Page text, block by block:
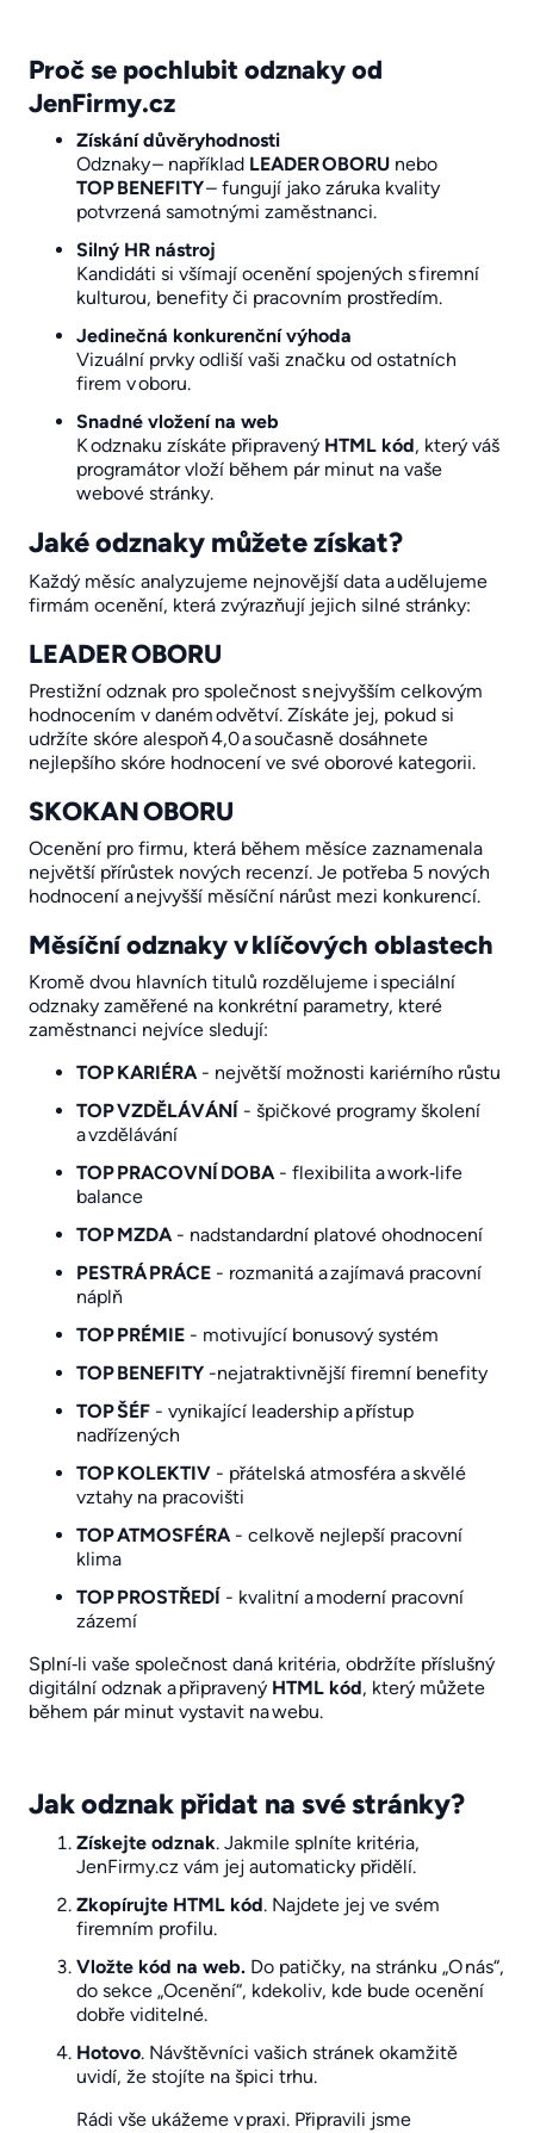
Proč se pochlubit odznaky od
JenFirmy.cz
Získání důvěryhodnosti
Odznaky – například LEADER OBORU nebo
TOP BENEFITY– fungují jako záruka kvality
potvrzená samotnými zaměstnanci.
Silný HR nástroj
Kandidáti si všímají ocenění spojených s firemní
kulturou, benefity či pracovním prostředím.
Jedinečná konkurenční výhoda
Vizuální prvky odliší vaši značku od ostatních
firem v oboru.
Snadné vložení na web
K odznaku získáte připravený HTML kód, který váš
programátor vloží během pár minut na vaše
webové stránky.
Jaké odznaky můžete získat?
Každý měsíc analyzujeme nejnovější data a udělujeme
firmám ocenění, která zvýrazňují jejich silné stránky:
LEADER OBORU
Prestižní odznak pro společnost s nejvyšším celkovým
hodnocením v daném odvětví. Získáte jej, pokud si
udržíte skóre alespoň 4,0 a současně dosáhnete
nejlepšího skóre hodnocení ve své oborové kategorii.
SKOKAN OBORU
Ocenění pro firmu, která během měsíce zaznamenala
největší přírůstek nových recenzí. Je potřeba 5 nových
hodnocení a nejvyšší měsíční nárůst mezi konkurencí.
Měsíční odznaky v klíčových oblastech
Kromě dvou hlavních titulů rozdělujeme i speciální
odznaky zaměřené na konkrétní parametry, které
zaměstnanci nejvíce sledují:
TOP KARIÉRA- největší možnosti kariérního růstu
TOP VZDĚLÁVÁNÍ - špičkové programy školení
a vzdělávání
TOP PRACOVNÍ DOBA- flexibilita a work‑life
balance
TOP MZDA- nadstandardní platové ohodnocení
PESTRÁ PRÁCE - rozmanitá a zajímavá pracovní
náplň
TOP PRÉMIE - motivující bonusový systém
TOP BENEFITY -nejatraktivnější firemní benefity
TOP ŠÉF - vynikající leadership a přístup
nadřízených
TOP KOLEKTIV - přátelská atmosféra a skvělé
vztahy na pracovišti
TOP ATMOSFÉRA- celkově nejlepší pracovní
klima
TOP PROSTŘEDÍ - kvalitní a moderní pracovní
zázemí
Splní‑li vaše společnost daná kritéria, obdržíte příslušný
digitální odznak a připravený HTML kód, který můžete
během pár minut vystavit na webu.
Jak odznak přidat na své stránky?
Získejte odznak. Jakmile splníte kritéria,
JenFirmy.cz vám jej automaticky přidělí.
Zkopírujte HTML kód. Najdete jej ve svém
firemním profilu.
Vložte kód na web. Do patičky, na stránku „O nás“,
do sekce „Ocenění“, kdekoliv, kde bude ocenění
dobře viditelné.
Hotovo. Návštěvníci vašich stránek okamžitě
uvidí, že stojíte na špici trhu.
Rádi vše ukážeme v praxi. Připravili jsme